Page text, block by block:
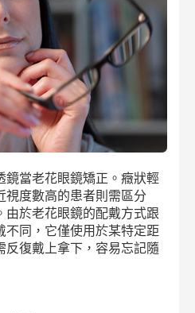
鏡當老花眼鏡矯正。癥狀輕
視度數高的患者則需區分
由於老花眼鏡的配戴方式跟
不同，它僅使用於某特定距
反復戴上拿下，容易忘記隨